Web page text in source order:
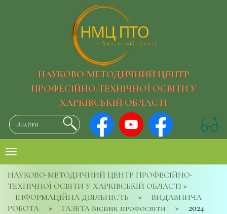
НАУКОВО-МЕТОДИЧНИЙ ЦЕНТР
ПРОФЕСІЙНО-ТЕХНІЧНОЇ ОСВІТИ У
ХАРКІВСЬКІЙ ОБЛАСТІ
НАУКОВО-МЕТОДИЧНИЙ ЦЕНТР ПРОФЕСІЙНО-
ТЕХНІЧНОЇ ОСВІТИ У ХАРКІВСЬКІЙ ОБЛАСТІ >
ІНФОРМАЦІЙНА ДІЯЛЬНІСТЬ
>
ВИДАВНИЧА
РОБОТА
> ГАЗЕТА Вісник профосвіти > 2024